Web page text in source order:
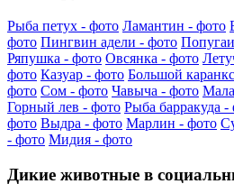
Рыба петух - фото Ламантин - фото
фото Пингвин адели - фото
Ряпушка - фото Овсянка - фото
фото Казуар - фото Большой
фото Сом - фото Чавыча - фото
Горный лев - фото Рыба барракуда -
фото Выдра - фото Марлин - фото
- фото Мидия - фото
Дикие животные в